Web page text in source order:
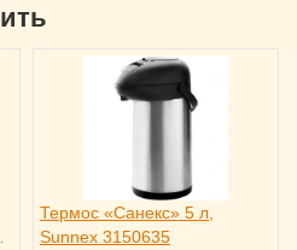
Термос «Санекс» 5 л,
Sunnex 3150635